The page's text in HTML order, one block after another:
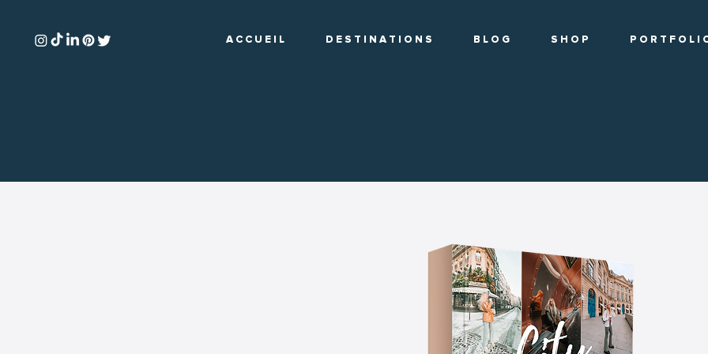
A C C U E I L D E S T I N A T I O N S B L O G S H O P P O R T F O L I